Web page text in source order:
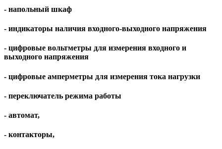
- напольный шкаф
- индикаторы наличия входного-выходного напряжения
- цифровые вольтметры для измерения входного и
выходного напряжения
- цифровые амперметры для измерения тока нагрузки
- переключатель режима работы
- автомат,
- контакторы,